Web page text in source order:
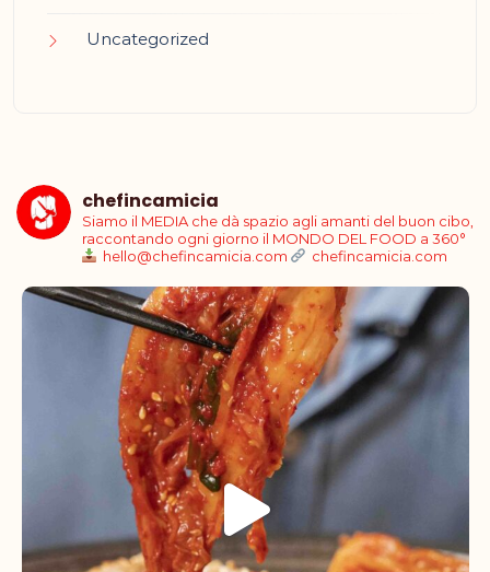
Uncategorized
chefincamicia
Siamo il MEDIA che dà spazio agli amanti del buon cibo,
raccontando ogni giorno il MONDO DEL FOOD a 360°
hello@chefincamicia.com
chefincamicia.com